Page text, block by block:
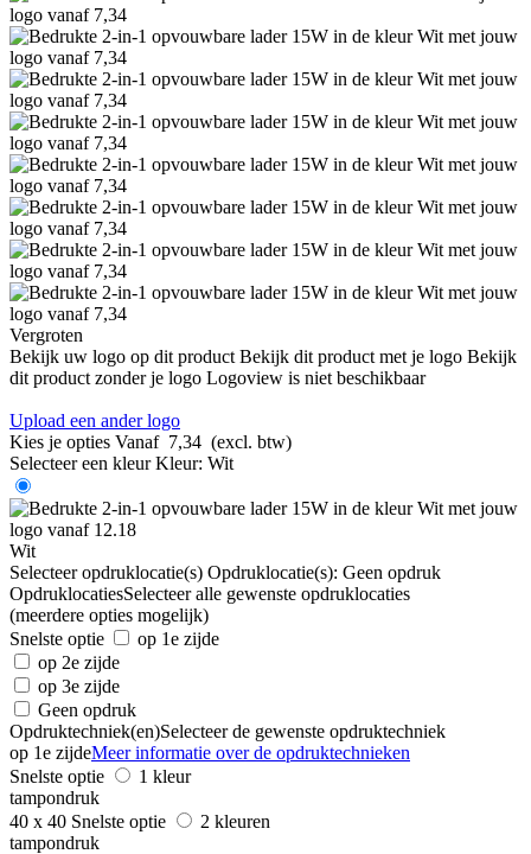
Vergroten
Bekijk uw logo op dit product Bekijk dit product met je logo Bekijk
dit product zonder je logo Logoview is niet beschikbaar
Upload een ander logo
Kies je opties Vanaf 7,34 (excl. btw)
Selecteer een kleur Kleur: Wit
Wit
Selecteer opdruklocatie(s) Opdruklocatie(s): Geen opdruk
OpdruklocatiesSelecteer alle gewenste opdruklocaties
(meerdere opties mogelijk)
Snelste optie
op 1e zijde
op 2e zijde
op 3e zijde
Geen opdruk
Opdruktechniek(en)Selecteer de gewenste opdruktechniek
op 1e zijdeMeer informatie over de opdruktechnieken
Snelste optie
1 kleur
tampondruk
40 x 40 Snelste optie
2 kleuren
tampondruk